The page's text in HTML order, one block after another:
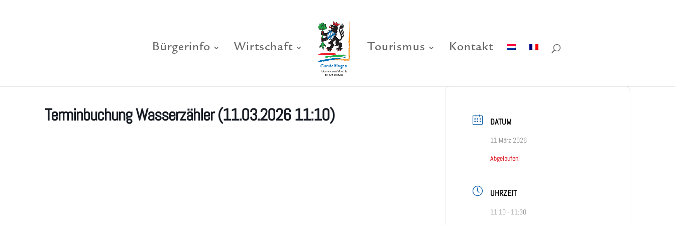
Bürgerinfo Wirtschaft Tourismus Kontakt
Terminbuchung Wasserzähler (11.03.2026 11:10) DATUM
11 März 2026
Abgelaufen!
UHRZEIT
11:10 - 11:30